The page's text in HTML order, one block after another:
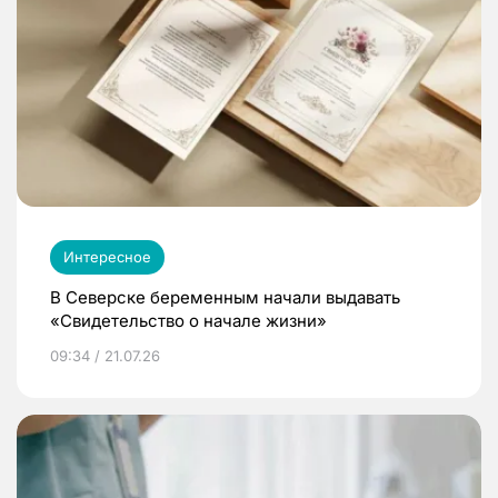
Интересное
В Северске беременным начали выдавать
«Свидетельство о начале жизни»
09:34 / 21.07.26